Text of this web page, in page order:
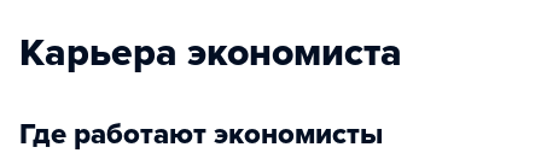
Карьера экономиста
Где работают экономисты